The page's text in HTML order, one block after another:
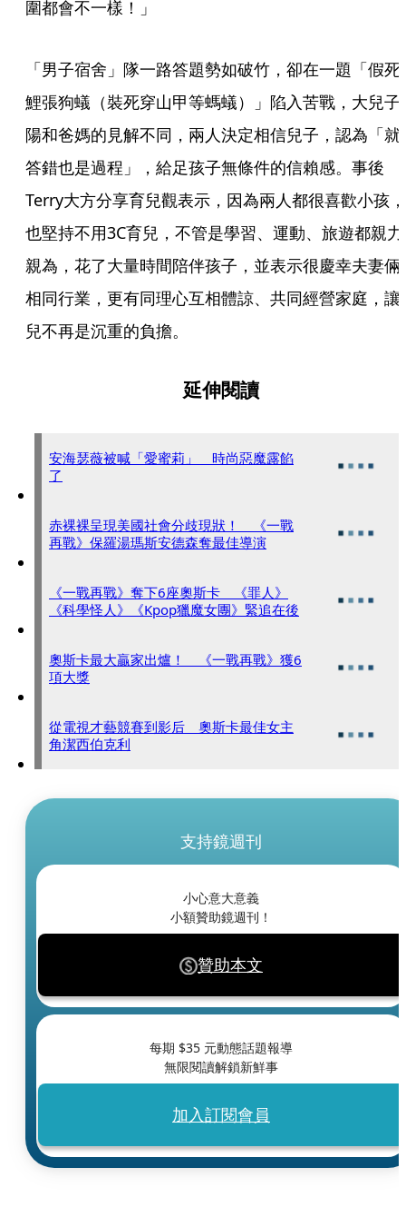
圍都會不一樣！」
「男子宿舍」隊一路答題勢如破竹，卻在一題「假死
鯉張狗蟻（裝死穿山甲等螞蟻）」陷入苦戰，大兒子
陽和爸媽的見解不同，兩人決定相信兒子，認為「就
答錯也是過程」，給足孩子無條件的信賴感。事後
Terry大方分享育兒觀表示，因為兩人都很喜歡小孩，
也堅持不用3C育兒，不管是學習、運動、旅遊都親力
親為，花了大量時間陪伴孩子，並表示很慶幸夫妻倆
相同行業，更有同理心互相體諒、共同經營家庭，讓
兒不再是沉重的負擔。
延伸閱讀
安海瑟薇被喊「愛蜜莉」 時尚惡魔露餡
了
赤裸裸呈現美國社會分歧現狀！ 《一戰
再戰》保羅湯瑪斯安德森奪最佳導演
《一戰再戰》奪下6座奧斯卡 《罪人》
《科學怪人》《Kpop獵魔女團》緊追在後
奧斯卡最大贏家出爐！ 《一戰再戰》獲6
項大獎
從電視才藝競賽到影后 奧斯卡最佳女主
角潔西伯克利
支持鏡週刊
小心意大意義
小額贊助鏡週刊！
贊助本文
每期 $35 元動態話題報導
無限閱讀解鎖新鮮事
加入訂閱會員